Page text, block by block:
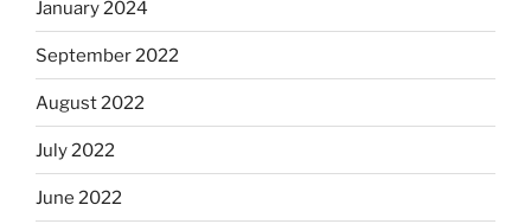
January 2024
September 2022
August 2022
July 2022
June 2022